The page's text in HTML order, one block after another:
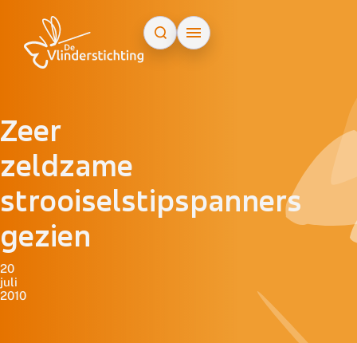
Zeer
zeldzame
strooiselstipspanners
gezien
20
juli
2010